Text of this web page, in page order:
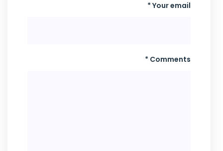
Your email *
Comments *